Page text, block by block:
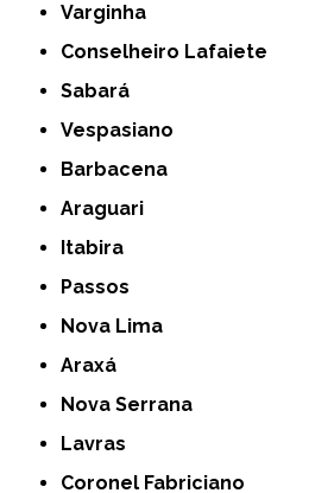
Varginha
Conselheiro Lafaiete
Sabará
Vespasiano
Barbacena
Araguari
Itabira
Passos
Nova Lima
Araxá
Nova Serrana
Lavras
Coronel Fabriciano